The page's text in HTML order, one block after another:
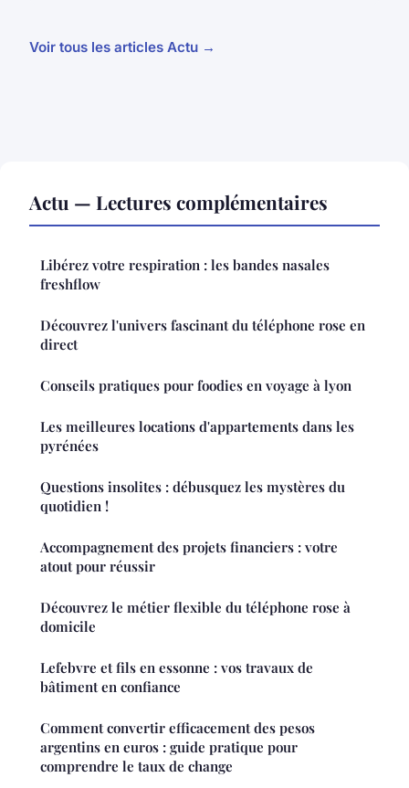
Voir tous les articles Actu →
Actu — Lectures complémentaires
Libérez votre respiration : les bandes nasales
freshflow
Découvrez l'univers fascinant du téléphone rose en
direct
Conseils pratiques pour foodies en voyage à lyon
Les meilleures locations d'appartements dans les
pyrénées
Questions insolites : débusquez les mystères du
quotidien !
Accompagnement des projets financiers : votre
atout pour réussir
Découvrez le métier flexible du téléphone rose à
domicile
Lefebvre et fils en essonne : vos travaux de
bâtiment en confiance
Comment convertir efficacement des pesos
argentins en euros : guide pratique pour
comprendre le taux de change